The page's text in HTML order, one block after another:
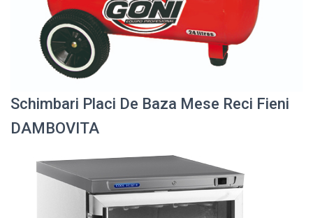
Schimbari Placi De Baza Mese Reci Fieni
DAMBOVITA